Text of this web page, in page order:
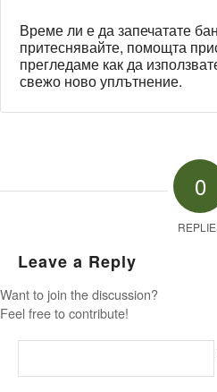
Време ли е да запечатате
притеснявайте, помощта
прегледаме как да
свежо ново уплътнение.
0
Leave a Reply
Want to join the discussion?
Feel free to contribute!